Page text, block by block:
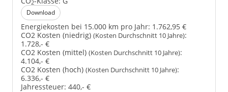
2
Download
Energiekosten bei 15.000 km pro Jahr: 1.762,95 €
CO2 Kosten (niedrig) (Kosten Durchschnitt 10 Jahre):
1.728,- €
CO2 Kosten (mittel) (Kosten Durchschnitt 10 Jahre):
4.104,- €
CO2 Kosten (hoch) (Kosten Durchschnitt 10 Jahre):
6.336,- €
Jahressteuer: 440,- €